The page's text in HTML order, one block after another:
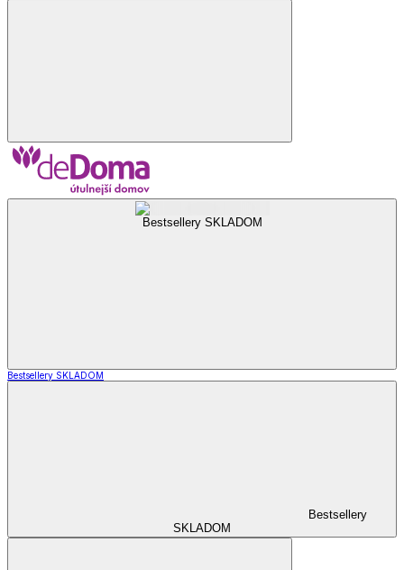
Bestsellery SKLADOM
Bestsellery SKLADOM
Bestsellery
SKLADOM